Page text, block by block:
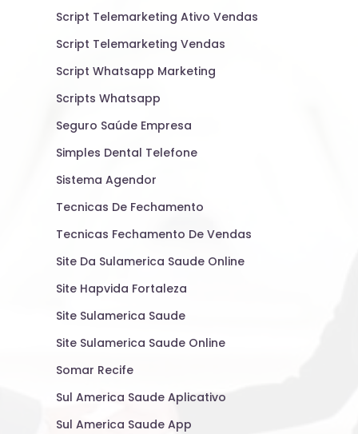
Script Telemarketing Ativo Vendas
Script Telemarketing Vendas
Script Whatsapp Marketing
Scripts Whatsapp
Seguro Saúde Empresa
Simples Dental Telefone
Sistema Agendor
Tecnicas De Fechamento
Tecnicas Fechamento De Vendas
Site Da Sulamerica Saude Online
Site Hapvida Fortaleza
Site Sulamerica Saude
Site Sulamerica Saude Online
Somar Recife
Sul America Saude Aplicativo
Sul America Saude App